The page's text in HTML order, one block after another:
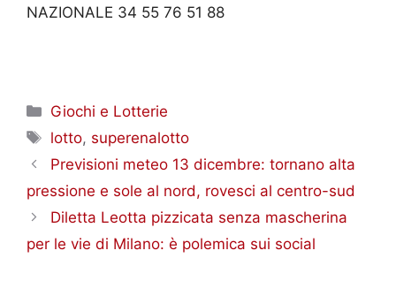
NAZIONALE 34 55 76 51 88
Categorie
Giochi e Lotterie
Tag
lotto, superenalotto
Previsioni meteo 13 dicembre: tornano alta
pressione e sole al nord, rovesci al centro-sud
Diletta Leotta pizzicata senza mascherina
per le vie di Milano: è polemica sui social